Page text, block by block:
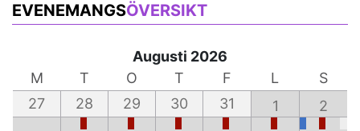
EVENEMANGSÖVERSIKT
Augusti 2026
M
T O T F L
S
27
28 29 30 31 1 2